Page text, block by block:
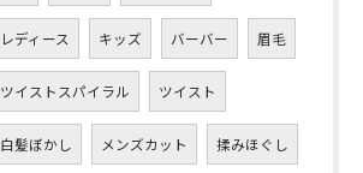
レディース キッズ バーバー 眉毛
ツイストスパイラル ツイスト
白髪ぼかし メンズカット 揉みほぐし